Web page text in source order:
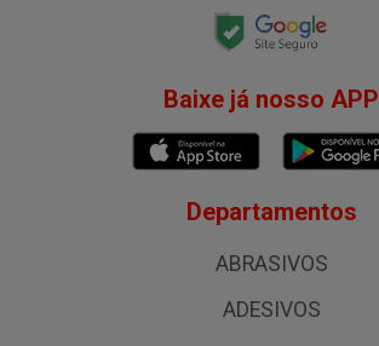
Baixe já nosso APP
Departamentos
ABRASIVOS
ADESIVOS